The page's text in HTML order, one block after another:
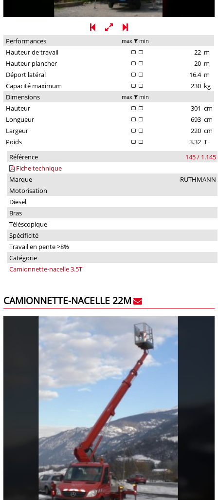
Performances max min
Hauteur de travail 22 m
Hauteur plancher
20 m
Déport latéral
16.4 m
Capacité maximum
230 kg
Dimensions
max min
Hauteur 301 cm
Longueur
693 cm
Largeur
220 cm
Poids
3.32 T
Référence
145 / 1.145
Fiche technique
Marque
RUTHMANN
Motorisation
Diesel
Bras
Téléscopique
Spécificité
Travail en pente >8%
Catégorie
Camionnette-nacelle 3.5T
CAMIONNETTE-NACELLE 22M